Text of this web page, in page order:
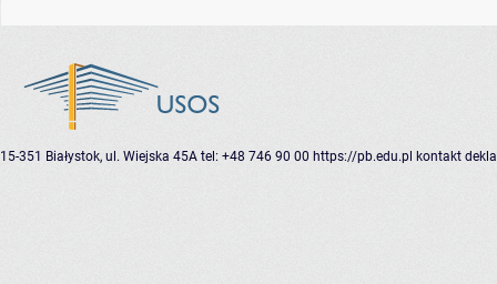
15-351 Białystok, ul. Wiejska 45A tel: +48 746 90 00 https://pb.edu.pl kontakt